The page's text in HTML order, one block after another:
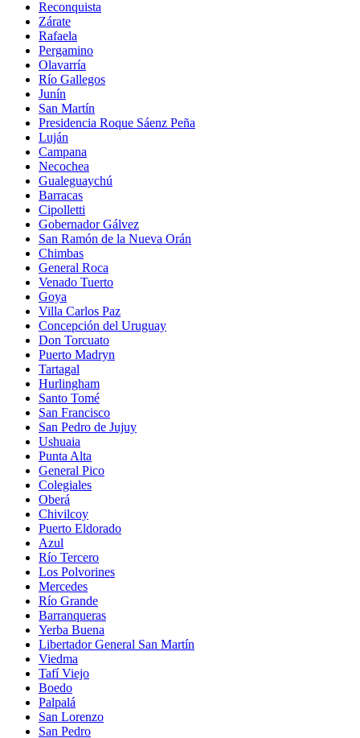
Reconquista
Zárate
Rafaela
Pergamino
Olavarría
Río Gallegos
Junín
San Martín
Presidencia Roque Sáenz Peña
Luján
Campana
Necochea
Gualeguaychú
Barracas
Cipolletti
Gobernador Gálvez
San Ramón de la Nueva Orán
Chimbas
General Roca
Venado Tuerto
Goya
Villa Carlos Paz
Concepción del Uruguay
Don Torcuato
Puerto Madryn
Tartagal
Hurlingham
Santo Tomé
San Francisco
San Pedro de Jujuy
Ushuaia
Punta Alta
General Pico
Colegiales
Oberá
Chivilcoy
Puerto Eldorado
Azul
Río Tercero
Los Polvorines
Mercedes
Río Grande
Barranqueras
Yerba Buena
Libertador General San Martín
Viedma
Tafí Viejo
Boedo
Palpalá
San Lorenzo
San Pedro